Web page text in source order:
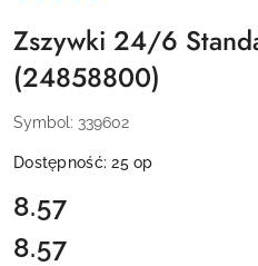
Zszywki 24/6
(24858800)
Symbol: 339602
Dostępność:25op
cena:
8.57
Cena:
8.57